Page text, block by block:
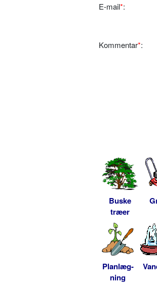
E-mail*:
Kommentar*:
Buske
træer
Planlæg-
ning